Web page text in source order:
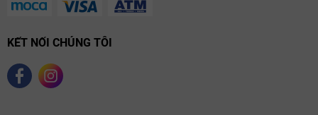
KẾT NỐI CHÚNG TÔI